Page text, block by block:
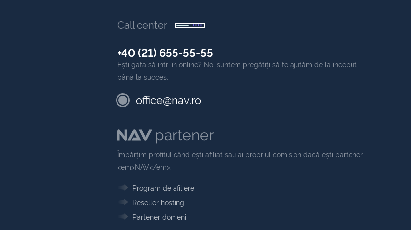
Call center
+40 (21) 655-55-55
Ești gata să intri în online? Noi suntem pregătiți să te ajutăm de la început
până la succes.
office@nav.ro
partener
Împărțim profitul când ești afiliat sau ai propriul comision dacă ești partener
<em>NAV</em>.
Program de afiliere
Reseller hosting
Partener domenii